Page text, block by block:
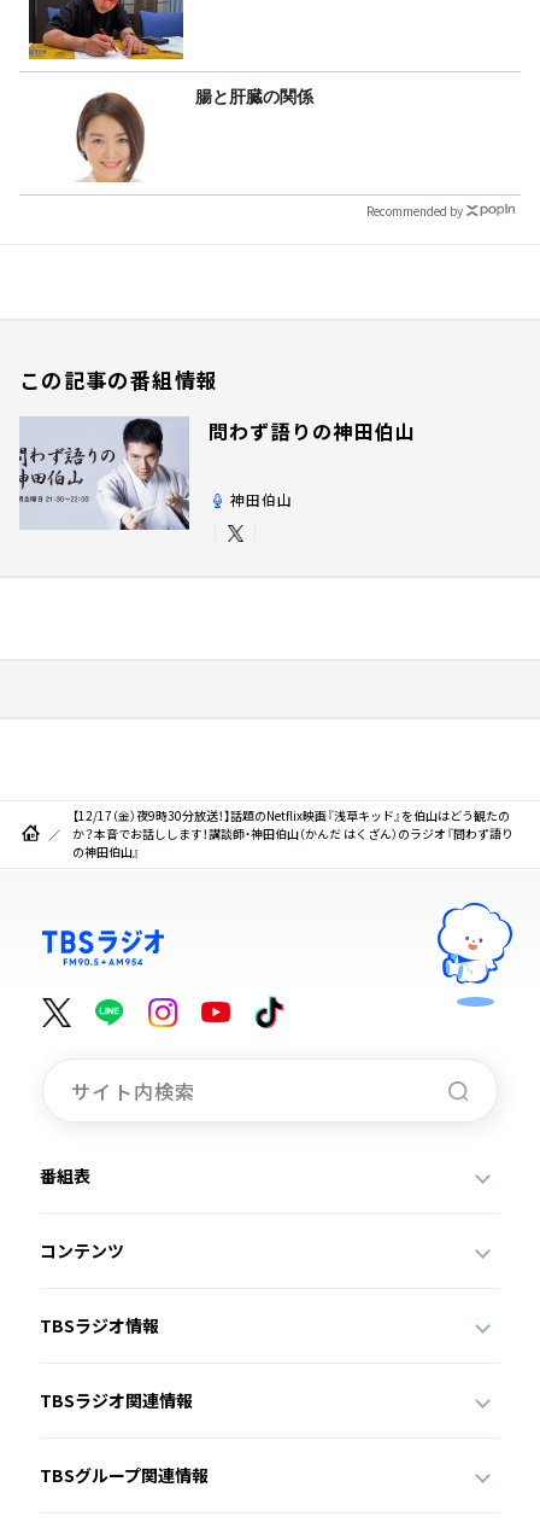
腸と肝臓の関係
Recommended by
この記事の番組情報
問わず語りの神田伯山
神田伯山
【12/17（金）夜9時30分放送！】話題のNetflix映画『浅草キッド』を伯山はどう観たの
か？本音でお話しします！講談師・神田伯山（かんだ はくざん）のラジオ『問わず語り
の神田伯山』
番組表
コンテンツ
TBSラジオ情報
TBSラジオ関連情報
TBSグループ関連情報